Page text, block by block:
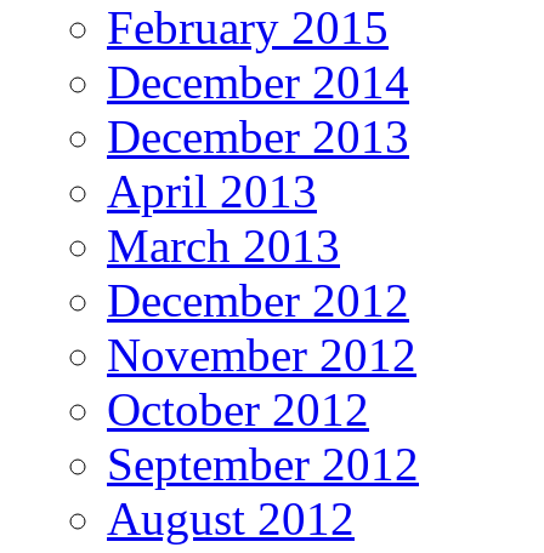
February 2015
December 2014
December 2013
April 2013
March 2013
December 2012
November 2012
October 2012
September 2012
August 2012